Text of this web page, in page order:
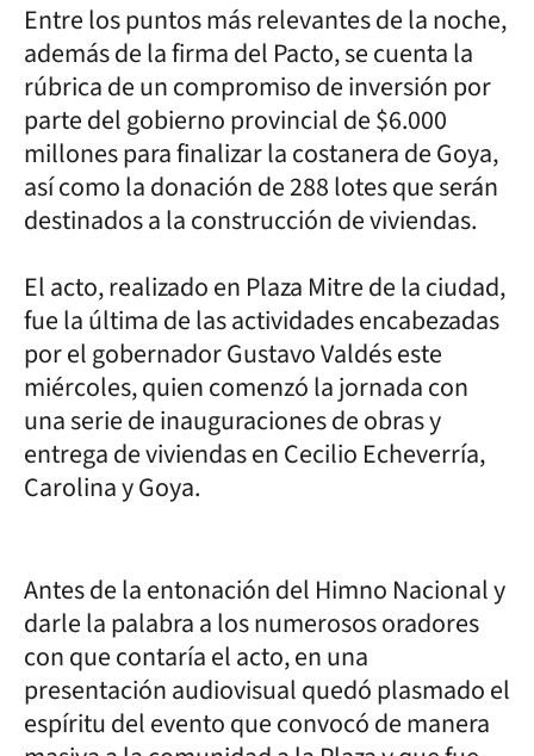
Entre los puntos más relevantes de la noche,
además de la firma del Pacto, se cuenta la
rúbrica de un compromiso de inversión por
parte del gobierno provincial de $6.000
millones para finalizar la costanera de Goya,
así como la donación de 288 lotes que serán
destinados a la construcción de viviendas.
El acto, realizado en Plaza Mitre de la ciudad,
fue la última de las actividades encabezadas
por el gobernador Gustavo Valdés este
miércoles, quien comenzó la jornada con
una serie de inauguraciones de obras y
entrega de viviendas en Cecilio Echeverría,
Carolina y Goya.
Antes de la entonación del Himno Nacional y
darle la palabra a los numerosos oradores
con que contaría el acto, en una
presentación audiovisual quedó plasmado el
espíritu del evento que convocó de manera